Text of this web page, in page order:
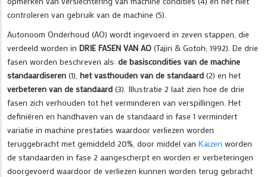
controleren van gebruik van de machine (5).
Autonoom Onderhoud (AO) wordt ingevoerd in zeven stappen, die
verdeeld worden in DRIE FASEN VAN AO (Tajiri & Gotoh; 1992). De drie
fasen worden beschreven als: de basiscondities van de machine
standaardiseren (1), het vasthouden van de standaard (2) en het
verbeteren van de standaard (3). Illustratie 2 laat zien hoe de drie
fasen zich verhouden tot het verminderen van verspillingen. Het
definiëren en handhaven van de standaard in fase 1 vermindert
variatie in machine prestaties waardoor verliezen worden
teruggebracht met gemiddeld 20%, door middel van Kaizen worden
de standaarden in fase 2 aangescherpt en worden er verbeteringen
doorgevoerd waardoor de verliezen kunnen worden terug gebracht